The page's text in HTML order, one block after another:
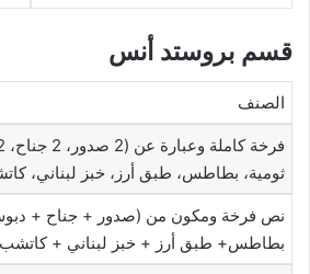
قسم بروستد أنس
الصنف
ثومية، بطاطس، طبق أرز، خبز لبناني،
نص فرخة ومكون من (صدور + جناح +
بطاطس+ طبق أرز + خبز لبناني +